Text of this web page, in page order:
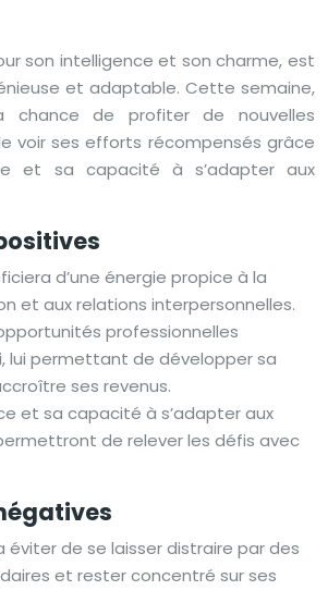
son intelligence et son charme, est
et adaptable. Cette semaine,
chance de profiter de nouvelles
voir ses efforts récompensés grâce
et sa capacité à s’adapter aux
d’une énergie propice à la
et aux relations interpersonnelles.
professionnelles
lui permettant de développer sa
ses revenus.
et sa capacité à s’adapter aux
de relever les défis avec
éviter de se laisser distraire par des
et rester concentré sur ses